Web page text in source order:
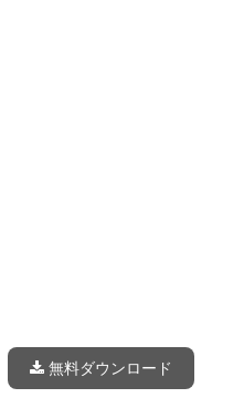
無料ダウンロード